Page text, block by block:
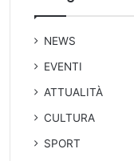
NEWS
EVENTI
ATTUALITÀ
CULTURA
SPORT